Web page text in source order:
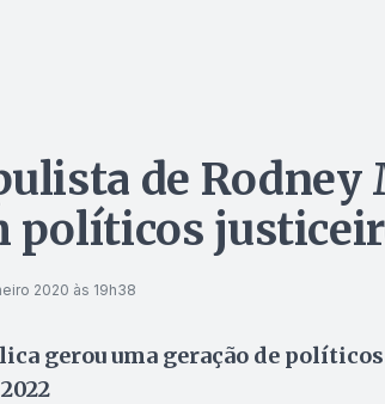
de Rodney
políticos
2020 às 19h38
gerou uma geração de